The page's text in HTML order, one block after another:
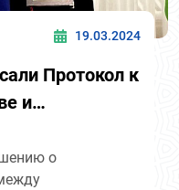
19.03.2024
Протокол к
и
о